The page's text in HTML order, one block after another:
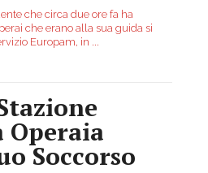
che circa due ore fa ha
che erano alla sua guida si
Europam, in
Operaia
Soccorso